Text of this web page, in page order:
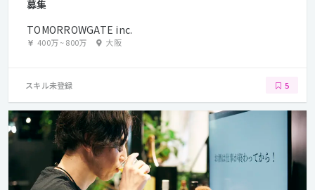
募集
TOMORROWGATE inc.
400万~800万 大阪
スキル未登録 5